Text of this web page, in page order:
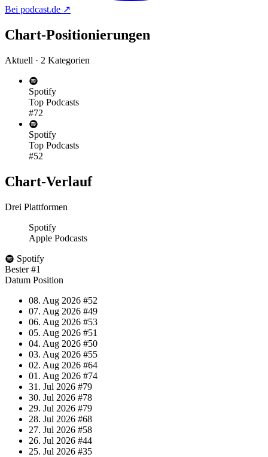
Bei podcast.de ↗
Chart-Positionierungen
Aktuell · 2 Kategorien
Spotify
Top Podcasts
#72
Spotify
Top Podcasts
#52
Chart-Verlauf
Drei Plattformen
Spotify
Apple Podcasts
Spotify
Bester #1
Datum Position
08. Aug 2026 #52
07. Aug 2026 #49
06. Aug 2026 #53
05. Aug 2026 #51
04. Aug 2026 #50
03. Aug 2026 #55
02. Aug 2026 #64
01. Aug 2026 #74
31. Jul 2026 #79
30. Jul 2026 #78
29. Jul 2026 #79
28. Jul 2026 #68
27. Jul 2026 #58
26. Jul 2026 #44
25. Jul 2026 #35